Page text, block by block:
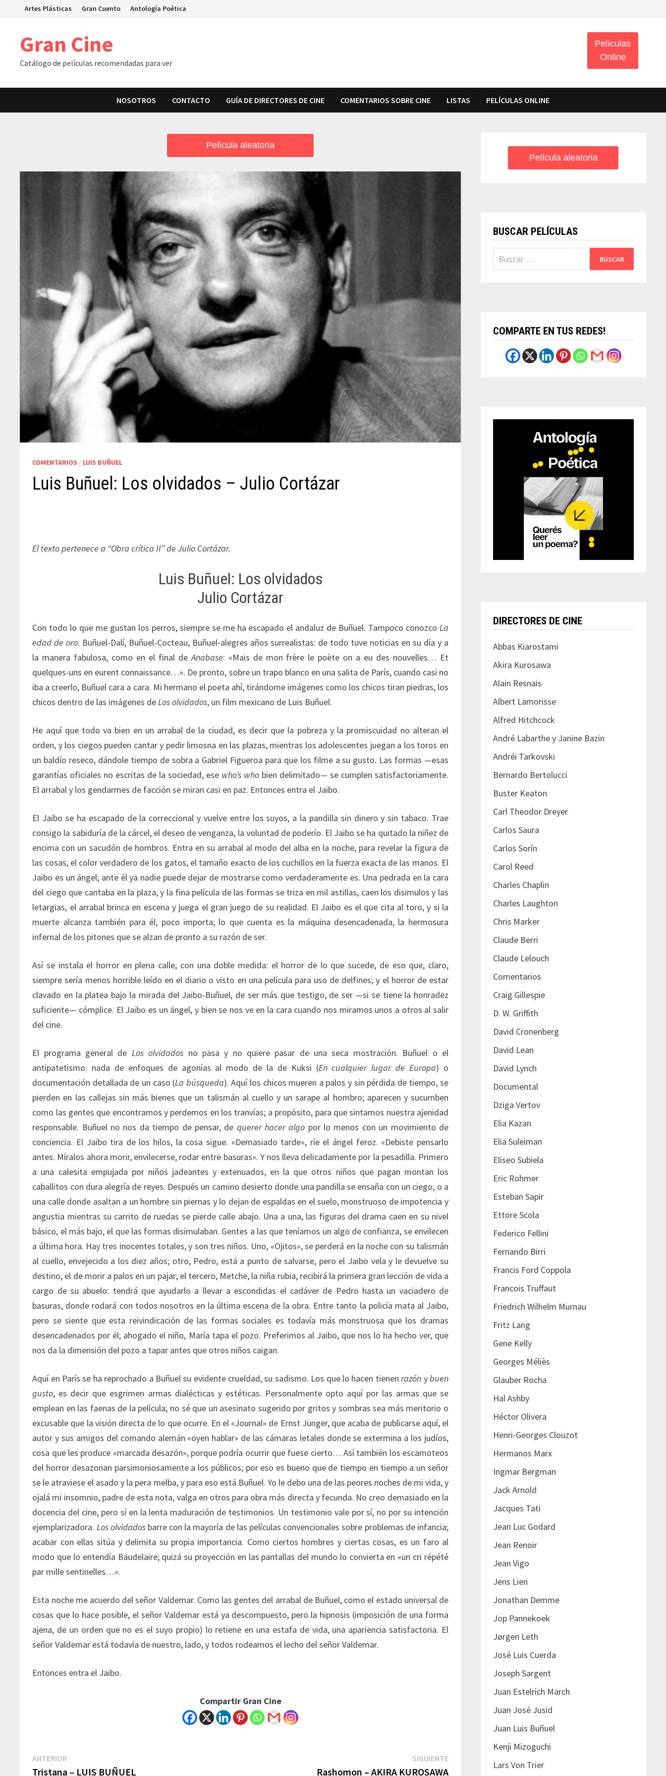
Artes Plásticas Gran Cuento Antología Poética
Gran Cine
Catálogo de películas recomendadas para ver
Películas
Online
NOSOTROS CONTACTO GUÍA DE DIRECTORES DE CINE COMENTARIOS SOBRE CINE LISTAS PELÍCULAS ONLINE
Película aleatoria
COMENTARIOS / LUIS BUÑUEL
Luis Buñuel: Los olvidados – Julio Cortázar
El texto pertenece a “Obra crítica II” de Julio Cortázar.
Luis Buñuel: Los olvidados
Julio Cortázar
Con todo lo que me gustan los perros, siempre se me ha escapado el andaluz de Buñuel. Tampoco conozco La
edad de oro. Buñuel-Dalí, Buñuel-Cocteau, Buñuel-alegres años surrealistas: de todo tuve noticias en su día y a
la manera fabulosa, como en el final deAnabase: «Mais de mon frère le poète on a eu des nouvelles… Et
quelques-uns en eurent connaissance…». De pronto, sobre un trapo blanco en una salita de París, cuando casi no
iba a creerlo, Buñuel cara a cara. Mi hermano el poeta ahí, tirándome imágenes como los chicos tiran piedras, los
chicos dentro de las imágenes deLos olvidados, un film mexicano de Luis Buñuel.
He aquí que todo va bien en un arrabal de la ciudad, es decir que la pobreza y la promiscuidad no alteran el
orden, y los ciegos pueden cantar y pedir limosna en las plazas, mientras los adolescentes juegan a los toros en
un baldío reseco, dándole tiempo de sobra a Gabriel Figueroa para que los filme a su gusto. Las formas —esas
garantías oficiales no escritas de la sociedad, ese who’s who bien delimitado— se cumplen satisfactoriamente.
El arrabal y los gendarmes de facción se miran casi en paz. Entonces entra el Jaibo.
El Jaibo se ha escapado de la correccional y vuelve entre los suyos, a la pandilla sin dinero y sin tabaco. Trae
consigo la sabiduría de la cárcel, el deseo de venganza, la voluntad de poderío. El Jaibo se ha quitado la niñez de
encima con un sacudón de hombros. Entra en su arrabal al modo del alba en la noche, para revelar la figura de
las cosas, el color verdadero de los gatos, el tamaño exacto de los cuchillos en la fuerza exacta de las manos. El
Jaibo es un ángel; ante él ya nadie puede dejar de mostrarse como verdaderamente es. Una pedrada en la cara
del ciego que cantaba en la plaza, y la fina película de las formas se triza en mil astillas, caen los disimulos y las
letargias, el arrabal brinca en escena y juega el gran juego de su realidad. El Jaibo es el que cita al toro, y si la
muerte alcanza también para él, poco importa; lo que cuenta es la máquina desencadenada, la hermosura
infernal de los pitones que se alzan de pronto a su razón de ser.
Así se instala el horror en plena calle, con una doble medida: el horror de lo que sucede, de eso que, claro,
siempre sería menos horrible leído en el diario o visto en una película para uso de delfines; y el horror de estar
clavado en la platea bajo la mirada del Jaibo-Buñuel, de ser más que testigo, de ser —si se tiene la honradez
suficiente— cómplice. El Jaibo es un ángel, y bien se nos ve en la cara cuando nos miramos unos a otros al salir
del cine.
El programa general de Los olvidados no pasa y no quiere pasar de una seca mostración. Buñuel o el
antipatetismo: nada de enfoques de agonías al modo de la de Kuksi (En cualquier lugar de Europa) o
documentación detallada de un caso (La búsqueda). Aquí los chicos mueren a palos y sin pérdida de tiempo, se
pierden en las callejas sin más bienes que un talismán al cuello y un sarape al hombro; aparecen y sucumben
como las gentes que encontramos y perdemos en los tranvías; a propósito, para que sintamos nuestra ajenidad
responsable. Buñuel no nos da tiempo de pensar, de querer hacer algo por lo menos con un movimiento de
conciencia. El Jaibo tira de los hilos, la cosa sigue. «Demasiado tarde», ríe el ángel feroz. «Debiste pensarlo
antes. Míralos ahora morir, envilecerse, rodar entre basuras». Y nos lleva delicadamente por la pesadilla. Primero
a una calesita empujada por niños jadeantes y extenuados, en la que otros niños que pagan montan los
caballitos con dura alegría de reyes. Después un camino desierto donde una pandilla se ensaña con un ciego, o a
una calle donde asaltan a un hombre sin piernas y lo dejan de espaldas en el suelo, monstruoso de impotencia y
angustia mientras su carrito de ruedas se pierde calle abajo. Una a una, las figuras del drama caen en su nivel
básico, el más bajo, el que las formas disimulaban. Gentes a las que teníamos un algo de confianza, se envilecen
a última hora. Hay tres inocentes totales, y son tres niños. Uno, «Ojitos», se perderá en la noche con su talismán
al cuello, envejecido a los diez años; otro, Pedro, está a punto de salvarse, pero el Jaibo vela y le devuelve su
destino, el de morir a palos en un pajar; el tercero, Metche, la niña rubia, recibirá la primera gran lección de vida a
cargo de su abuelo: tendrá que ayudarlo a llevar a escondidas el cadáver de Pedro hasta un vaciadero de
basuras, donde rodará con todos nosotros en la última escena de la obra. Entre tanto la policía mata al Jaibo,
pero se siente que esta reivindicación de las formas sociales es todavía más monstruosa que los dramas
desencadenados por él; ahogado el niño, María tapa el pozo. Preferimos al Jaibo, que nos lo ha hecho ver, que
nos da la dimensión del pozo a tapar antes que otros niños caigan.
Aquí en París se ha reprochado a Buñuel su evidente crueldad, su sadismo. Los que lo hacen tienenrazón ybuen
gusto, es decir que esgrimen armas dialécticas y estéticas. Personalmente opto aquí por las armas que se
emplean en las faenas de la película; no sé que un asesinato sugerido por gritos y sombras sea más meritorio o
excusable que la visión directa de lo que ocurre. En el «Journal» de Ernst Jünger, que acaba de publicarse aquí, el
autor y sus amigos del comando alemán «oyen hablar» de las cámaras letales donde se extermina a los judíos,
cosa que les produce «marcada desazón», porque podría ocurrir que fuese cierto… Así también los escamoteos
del horror desazonan parsimoniosamente a los públicos; por eso es bueno que de tiempo en tiempo a un señor
se le atraviese el asado y la pera melba, y para eso está Buñuel. Yo le debo una de las peores noches de mi vida, y
ojalá mi insomnio, padre de esta nota, valga en otros para obra más directa y fecunda. No creo demasiado en la
docencia del cine, pero sí en la lenta maduración de testimonios. Un testimonio vale por sí, no por su intención
ejemplarizadora. Los olvidadosbarre con la mayoría de las películas convencionales sobre problemas de infancia;
acabar con ellas sitúa y delimita su propia importancia. Como ciertos hombres y ciertas cosas, es un faro al
modo que lo entendía Baudelaire; quizá su proyección en las pantallas del mundo lo convierta en «un cri répété
par mille sentinelles…».
Esta noche me acuerdo del señor Valdemar. Como las gentes del arrabal de Buñuel, como el estado universal de
cosas que lo hace posible, el señor Valdemar está ya descompuesto, pero la hipnosis (imposición de una forma
ajena, de un orden que no es el suyo propio) lo retiene en una estafa de vida, una apariencia satisfactoria. El
señor Valdemar está todavía de nuestro, lado, y todos rodeamos el lecho del señor Valdemar.
Entonces entra el Jaibo.
Compartir Gran Cine
Navegación
ANTERIOR
post:
Tristana – LUIS BUÑUEL
SIGUIENTENext
post:
Rashomon – AKIRA KUROSAWA
Película aleatoria
BUSCAR PELÍCULAS
Buscar:
COMPARTE EN TUS REDES!
DIRECTORES DE CINE
Abbas Kiarostami
Akira Kurosawa
Alain Resnais
Albert Lamorisse
Alfred Hitchcock
André Labarthe y Janine Bazin
Andréi Tarkovski
Bernardo Bertolucci
Buster Keaton
Carl Theodor Dreyer
Carlos Saura
Carlos Sorín
Carol Reed
Charles Chaplin
Charles Laughton
Chris Marker
Claude Berri
Claude Lelouch
Comentarios
Craig Gillespie
D. W. Griffith
David Cronenberg
David Lean
David Lynch
Documental
Dziga Vertov
Elia Kazan
Elia Suleiman
Eliseo Subiela
Eric Rohmer
Esteban Sapir
Ettore Scola
Federico Fellini
Fernando Birri
Francis Ford Coppola
Francois Truffaut
Friedrich Wilhelm Murnau
Fritz Lang
Gene Kelly
Georges Méliès
Glauber Rocha
Hal Ashby
Héctor Olivera
Henri-Georges Clouzot
Hermanos Marx
Ingmar Bergman
Jack Arnold
Jacques Tati
Jean Luc Godard
Jean Renoir
Jean Vigo
Jens Lien
Jonathan Demme
Jop Pannekoek
Jørgen Leth
José Luis Cuerda
Joseph Sargent
Juan Estelrich March
Juan José Jusid
Juan Luis Buñuel
Kenji Mizoguchi
Lars Von Trier